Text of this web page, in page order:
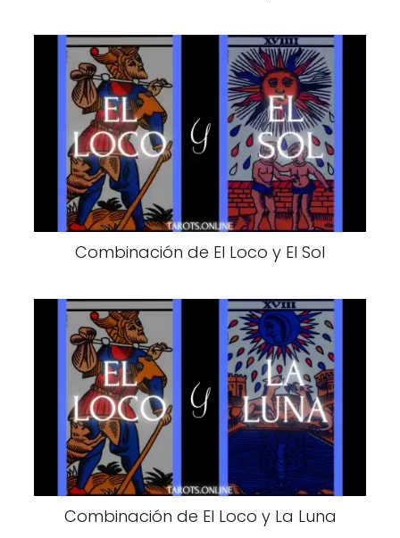
Combinación de El Loco y El Sol
Combinación de El Loco y La Luna